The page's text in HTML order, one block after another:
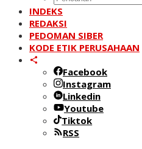
INDEKS
REDAKSI
PEDOMAN SIBER
KODE ETIK PERUSAHAAN
Facebook
Instagram
Linkedin
Youtube
Tiktok
RSS